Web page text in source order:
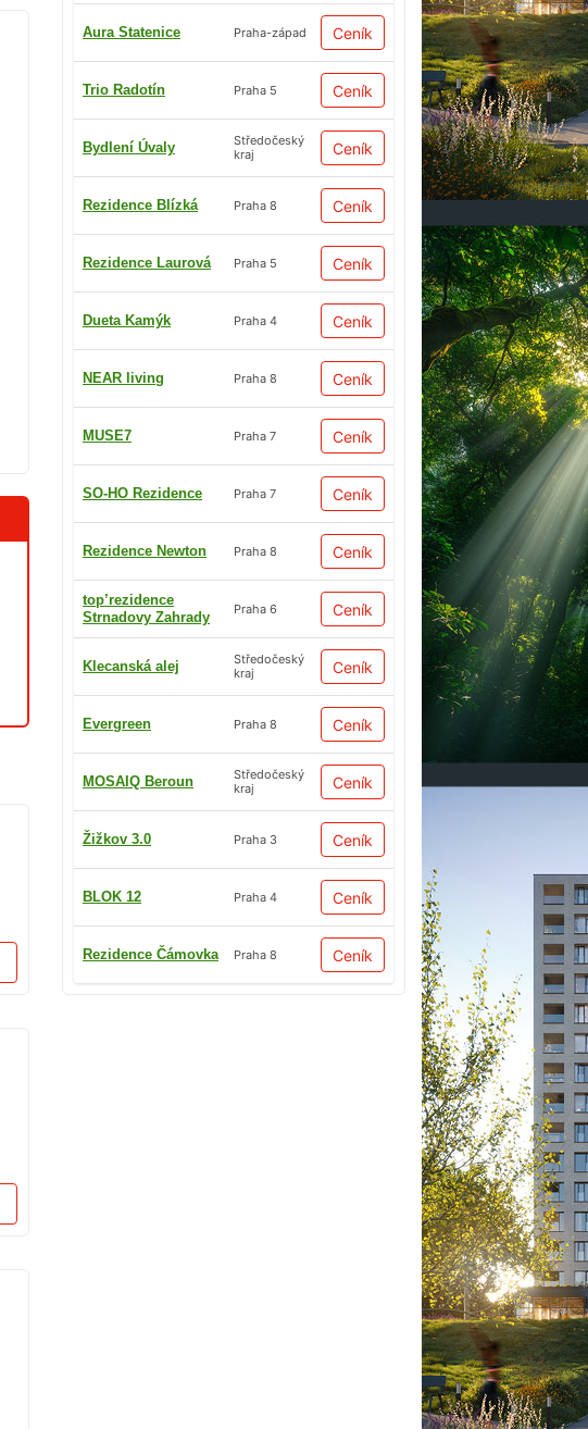
Aura Statenice Praha-západ Ceník
Trio Radotín Praha 5 Ceník
Bydlení Úvaly
Středočeský
kraj
Ceník
Rezidence Blízká Praha 8 Ceník
Rezidence Laurová Praha 5 Ceník
Dueta Kamýk Praha 4 Ceník
NEAR living Praha 8 Ceník
MUSE7 Praha 7 Ceník
SO-HO Rezidence Praha 7 Ceník
Rezidence Newton Praha 8 Ceník
top’rezidence
Strnadovy Zahrady
Praha 6 Ceník
Klecanská alej
Středočeský
kraj
Ceník
Evergreen Praha 8 Ceník
MOSAIQ Beroun
Středočeský
kraj
Ceník
Žižkov 3.0 Praha 3 Ceník
BLOK 12 Praha 4 Ceník
Rezidence Čámovka Praha 8 Ceník